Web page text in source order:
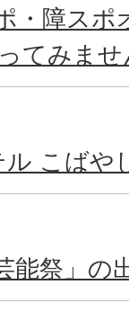
・障ス
てみませ
こばや
能祭」